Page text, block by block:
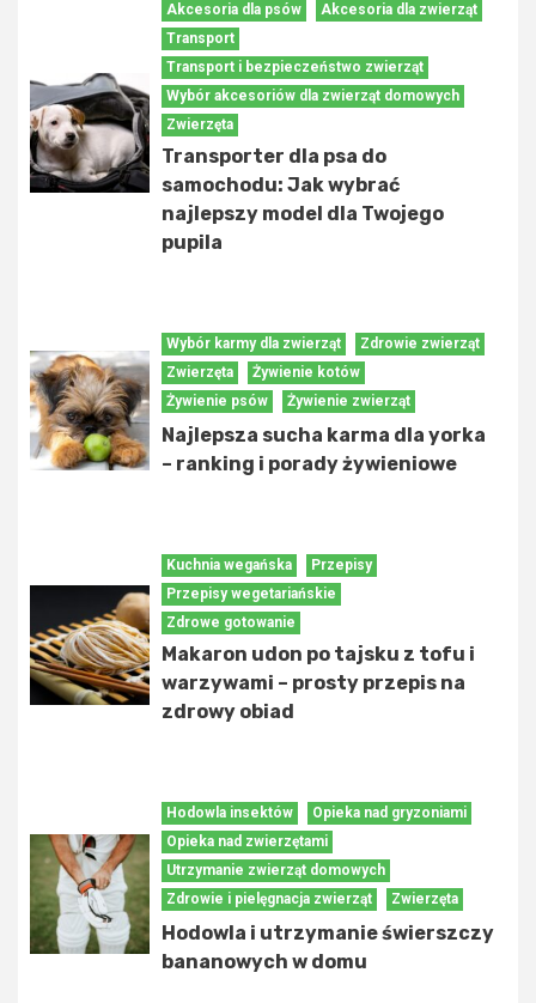
Akcesoria dla psów
Akcesoria dla zwierząt
Transport
Transport i bezpieczeństwo zwierząt
Wybór akcesoriów dla zwierząt domowych
Zwierzęta
Transporter dla psa do
samochodu: Jak wybrać
najlepszy model dla Twojego
pupila
Wybór karmy dla zwierząt
Zdrowie zwierząt
Zwierzęta
Żywienie kotów
Żywienie psów
Żywienie zwierząt
Najlepsza sucha karma dla yorka
– ranking i porady żywieniowe
Kuchnia wegańska
Przepisy
Przepisy wegetariańskie
Zdrowe gotowanie
Makaron udon po tajsku z tofu i
warzywami – prosty przepis na
zdrowy obiad
Hodowla insektów
Opieka nad gryzoniami
Opieka nad zwierzętami
Utrzymanie zwierząt domowych
Zdrowie i pielęgnacja zwierząt
Zwierzęta
Hodowla i utrzymanie świerszczy
bananowych w domu